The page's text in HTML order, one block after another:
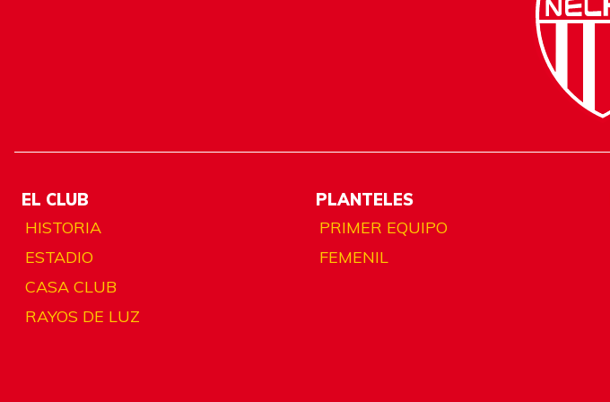
EL CLUB
HISTORIA
ESTADIO
CASA CLUB
RAYOS DE LUZ
PLANTELES
PRIMER EQUIPO
FEMENIL